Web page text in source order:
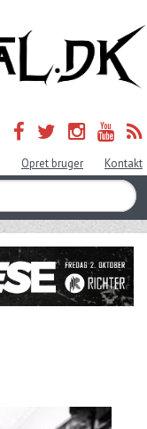
Opret bruger Kontakt